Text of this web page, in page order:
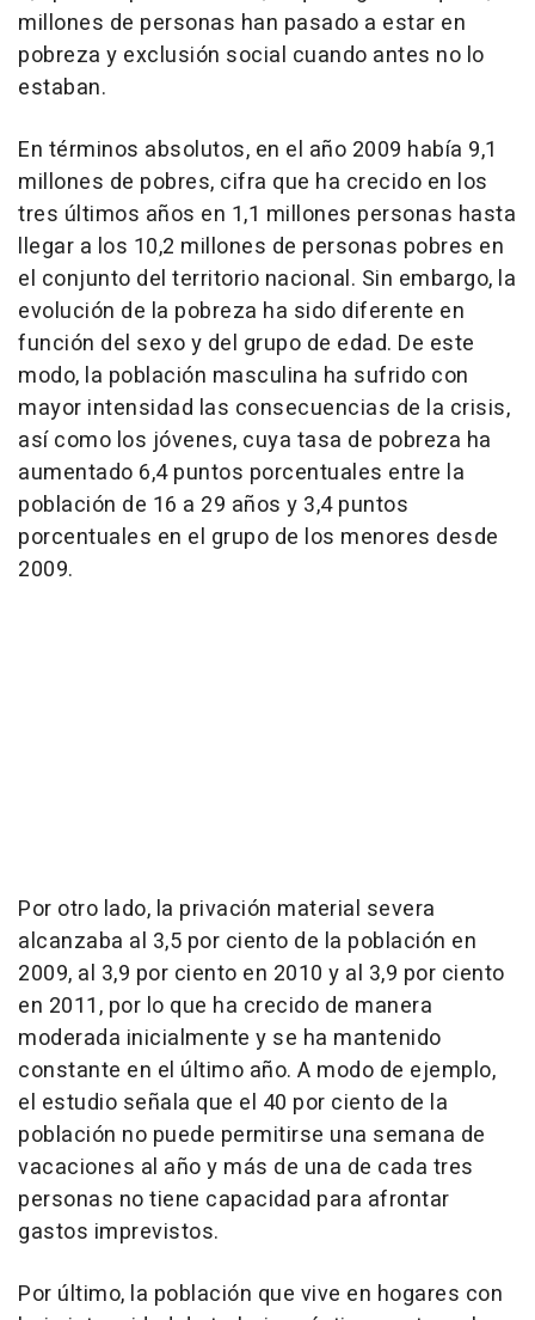
millones de personas han pasado a estar en
pobreza y exclusión social cuando antes no lo
estaban.
En términos absolutos, en el año 2009 había 9,1
millones de pobres, cifra que ha crecido en los
tres últimos años en 1,1 millones personas hasta
llegar a los 10,2 millones de personas pobres en
el conjunto del territorio nacional. Sin embargo, la
evolución de la pobreza ha sido diferente en
función del sexo y del grupo de edad. De este
modo, la población masculina ha sufrido con
mayor intensidad las consecuencias de la crisis,
así como los jóvenes, cuya tasa de pobreza ha
aumentado 6,4 puntos porcentuales entre la
población de 16 a 29 años y 3,4 puntos
porcentuales en el grupo de los menores desde
2009.
Por otro lado, la privación material severa
alcanzaba al 3,5 por ciento de la población en
2009, al 3,9 por ciento en 2010 y al 3,9 por ciento
en 2011, por lo que ha crecido de manera
moderada inicialmente y se ha mantenido
constante en el último año. A modo de ejemplo,
el estudio señala que el 40 por ciento de la
población no puede permitirse una semana de
vacaciones al año y más de una de cada tres
personas no tiene capacidad para afrontar
gastos imprevistos.
Por último, la población que vive en hogares con